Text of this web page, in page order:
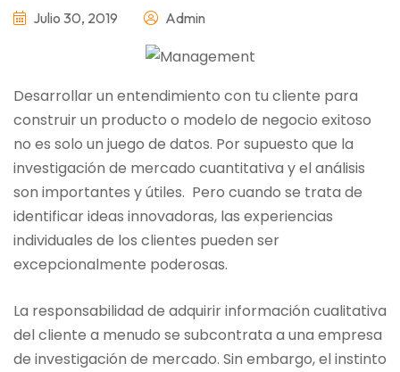
Julio 30, 2019 Admin
Desarrollar un entendimiento con tu cliente para
construir un producto o modelo de negocio exitoso
no es solo un juego de datos. Por supuesto que la
investigación de mercado cuantitativa y el análisis
son importantes y útiles. Pero cuando se trata de
identificar ideas innovadoras, las experiencias
individuales de los clientes pueden ser
excepcionalmente poderosas.
La responsabilidad de adquirir información cualitativa
del cliente a menudo se subcontrata a una empresa
de investigación de mercado. Sin embargo, el instinto